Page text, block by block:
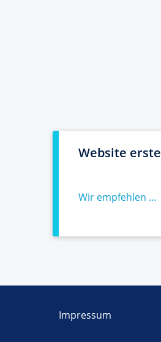
Website
Wir empfehlen ...
Impressum